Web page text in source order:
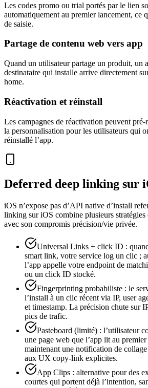
Les codes promo ou trial portés par le lien
automatiquement au premier lancement, ce
de saisie.
Partage de contenu web vers app
Quand un utilisateur partage un produit, un
destinataire qui installe arrive directement
home.
Réactivation et réinstall
Les campagnes de réactivation peuvent pré-
la personnalisation pour les utilisateurs qui
réinstallé l’app.
Deferred deep linking sur
iOS n’expose pas d’API native d’install
linking sur iOS combine plusieurs stratégies
avec son compromis précision/vie privée.
Universal Links + click ID :
smart link, votre service log un clic ;
l’app appelle votre endpoint de
ou un click ID stocké.
Fingerprinting probabiliste : le
l’install à un clic récent via IP, user
et timestamp. La précision chute sur
pics de trafic.
Pasteboard (limité) : l’utilisateur
une page web que l’app lit au
maintenant une notification de
aux UX copy-link explicites.
App Clips : alternative pour des
courtes qui portent déjà l’intention,